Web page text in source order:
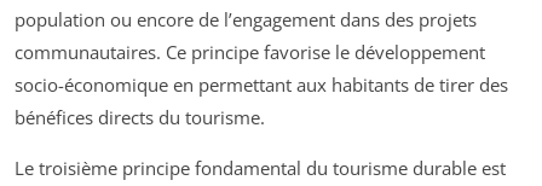
population ou encore de l’engagement dans des projets
communautaires. Ce principe favorise le développement
socio-économique en permettant aux habitants de tirer des
bénéfices directs du tourisme.
Le troisième principe fondamental du tourisme durable est